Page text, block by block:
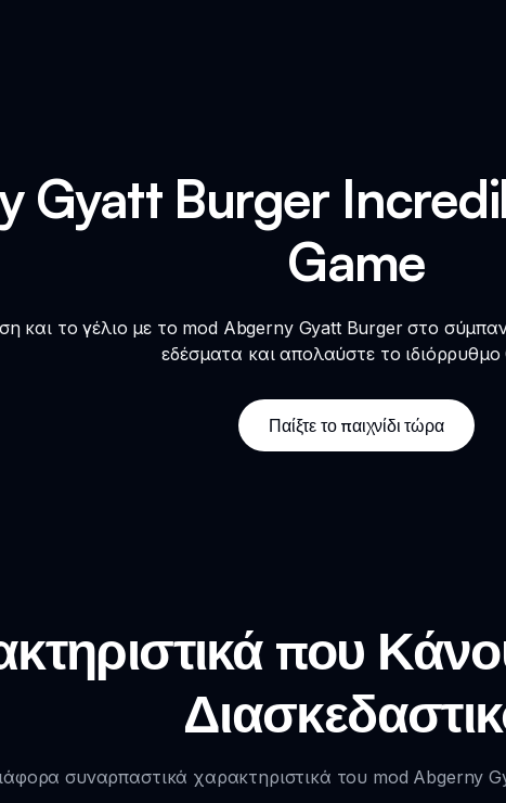
Gyatt Burger
Game
και το γέλιο με το mod Abgerny Gyatt Burger στο
εδέσματα και απολαύστε το ιδιόρρυθμο
Παίξτε το παιχνίδι τώρα
που
συναρπαστικά χαρακτηριστικά του mod Abgerny